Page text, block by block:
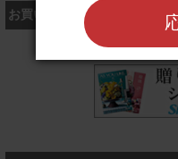
お買い物するなら、こちら